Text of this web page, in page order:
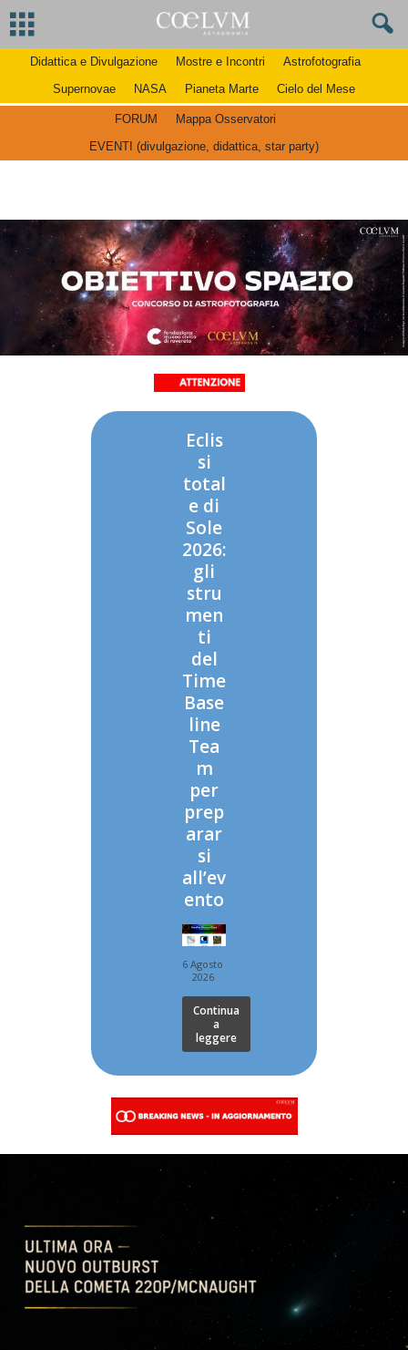
Didattica e Divulgazione Mostre e Incontri
Astrofotografia
Supernovae
NASA Pianeta Marte Cielo del Mese
FORUM
Mappa Osservatori
EVENTI (divulgazione, didattica, star party)
Eclis
si
total
e di
Sole
2026:
gli
stru
men
ti
del
Time
Base
line
Tea
m
per
prep
arar
si
all’ev
ento
6 Agosto
2026
Continua
a
leggere